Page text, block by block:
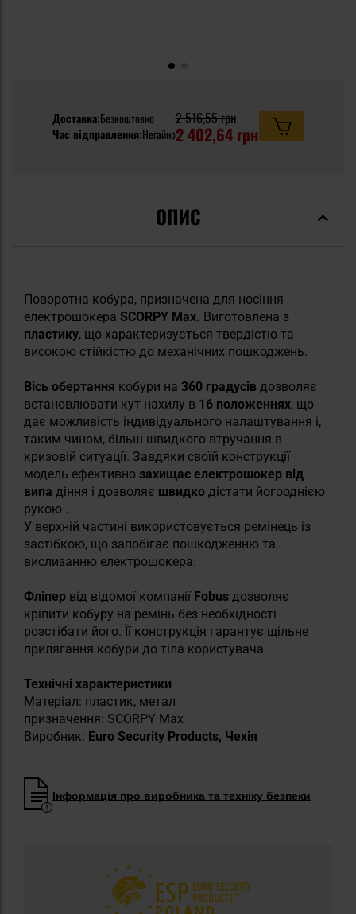
Доставка:Безкоштовно
Час відправлення:Негайно
2 516,55 грн
2 402,64 грн
ОПИС
Поворотна кобура, призначена для носіння
електрошокера SCORPY Max. Виготовлена з
пластику, що характеризується твердістю та
високою стійкістю до механічних пошкоджень.
Вісь обертання кобури на 360 градусів дозволяє
встановлювати кут нахилу в 16 положеннях, що
дає можливість індивідуального налаштування і,
таким чином, більш швидкого втручання в
кризовій ситуації. Завдяки своїй конструкції
модель ефективно захищає електрошокер від
випа діння і дозволяє швидко дістати йогооднією
рукою .
У верхній частині використовується ремінець із
застібкою, що запобігає пошкодженню та
вислизанню електрошокера.
Фліпер від відомої компанії Fobus дозволяє
кріпити кобуру на ремінь без необхідності
розстібати його. Її конструкція гарантує щільне
прилягання кобури до тіла користувача.
Технічні характеристики
Матеріал: пластик, метал
призначення: SCORPY Max
Виробник: Euro Security Products, Чехія
Інформація про виробника та техніку безпеки